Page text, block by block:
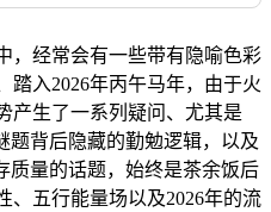
，经常会有一些带有隐喻色彩
踏入2026年丙午马年，由于火
产生了一系列疑问、尤其是
题背后隐藏的勤勉逻辑，以及
质量的话题，始终是茶余饭后
、五行能量场以及2026年的流